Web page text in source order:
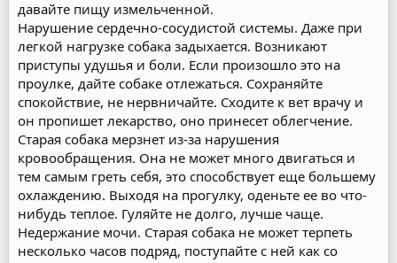
давайте пищу измельченной.
Нарушение сердечно-сосудистой системы. Даже при
легкой нагрузке собака задыхается. Возникают
приступы удушья и боли. Если произошло это на
проулке, дайте собаке отлежаться. Сохраняйте
спокойствие, не нервничайте. Сходите к вет врачу и
он пропишет лекарство, оно принесет облегчение.
Старая собака мерзнет из-за нарушения
кровообращения. Она не может много двигаться и
тем самым греть себя, это способствует еще большему
охлаждению. Выходя на прогулку, оденьте ее во что-
нибудь теплое. Гуляйте не долго, лучше чаще.
Недержание мочи. Старая собака не может терпеть
несколько часов подряд, поступайте с ней как со